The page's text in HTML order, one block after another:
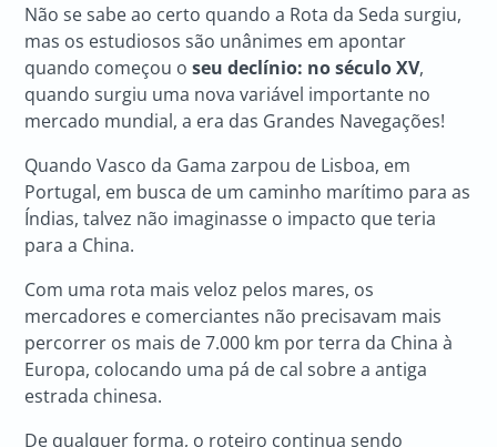
Não se sabe ao certo quando a Rota da Seda surgiu,
mas os estudiosos são unânimes em apontar
quando começou oseu declínio: no século XV,
quando surgiu uma nova variável importante no
mercado mundial, a era das Grandes Navegações!
Quando Vasco da Gama zarpou de Lisboa, em
Portugal, em busca de um caminho marítimo para as
Índias, talvez não imaginasse o impacto que teria
para a China.
Com uma rota mais veloz pelos mares, os
mercadores e comerciantes não precisavam mais
percorrer os mais de 7.000 km por terra da China à
Europa, colocando uma pá de cal sobre a antiga
estrada chinesa.
De qualquer forma, o roteiro continua sendo